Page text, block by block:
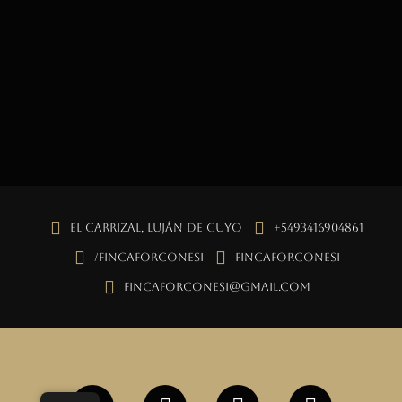
El Carrizal, Luján de Cuyo +5493416904861
/fincaforconesi fincaforconesi
fincaforconesi@gmail.com